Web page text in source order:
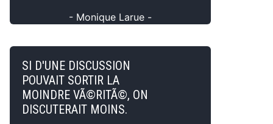
- Monique Larue -
SI D'UNE DISCUSSION
POUVAIT SORTIR LA
MOINDRE VÃ©RITÃ©, ON
DISCUTERAIT MOINS.